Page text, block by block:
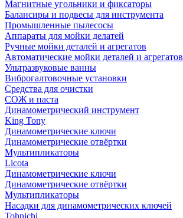
Магнитные угольники и фиксаторы
Балансиры и подвесы для инструмента
Промышленные пылесосы
Аппараты для мойки делатей
Ручные мойки деталей и агрегатов
Автоматические мойки деталей и агрегатов
Ультразвуковые ванны
Виброгалтовочные установки
Средства для очистки
СОЖ и паста
Динамометрический инструмент
King Tony
Динамометрические ключи
Динамометрические отвёртки
Мультипликаторы
Licota
Динамометрические ключи
Динамометрические отвёртки
Мультипликаторы
Насадки для динамометрических ключей
Tohnichi